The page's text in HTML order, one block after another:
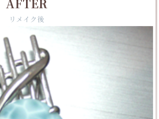
AFTER
リメイク後